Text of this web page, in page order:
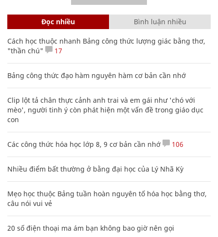
Đọc nhiều Bình luận nhiều
Cách học thuộc nhanh Bảng công thức lượng giác bằng thơ,
"thần chú"
17
Bảng công thức đạo hàm nguyên hàm cơ bản cần nhớ
Clip lột tả chân thực cảnh anh trai và em gái như 'chó với
mèo', người tinh ý còn phát hiện một vấn đề trong giáo dục
con
Các công thức hóa học lớp 8, 9 cơ bản cần nhớ 106
Nhiều điểm bất thường ở bằng đại học của Lý Nhã Kỳ
Mẹo học thuộc Bảng tuần hoàn nguyên tố hóa học bằng thơ,
câu nói vui vẻ
20 số điện thoại ma ám bạn không bao giờ nên gọi